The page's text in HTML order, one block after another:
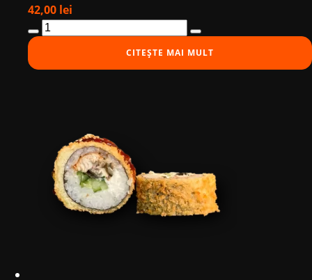
42,00 lei
Cantitate
Hot
Yakuza
CITEȘTE MAI MULT